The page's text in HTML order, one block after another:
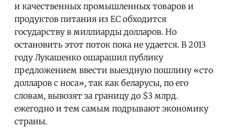
и качественных промышленных товаров и
продуктов питания из ЕС обходится
государству в миллиарды долларов. Но
остановить этот поток пока не удается. В 2013
году Лукашенко ошарашил публику
предложением ввести выездную пошлину «сто
долларов с носа», так как беларусы, по его
словам, вывозят за границу до $3 млрд.
ежегодно и тем самым подрывают экономику
страны.